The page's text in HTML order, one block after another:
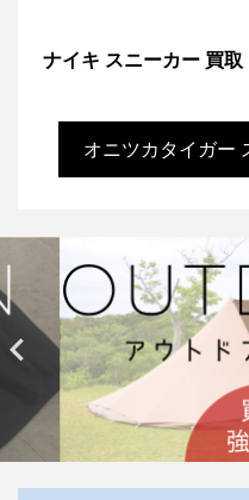
ナイキ スニーカー 買取
オニツカタイガー
